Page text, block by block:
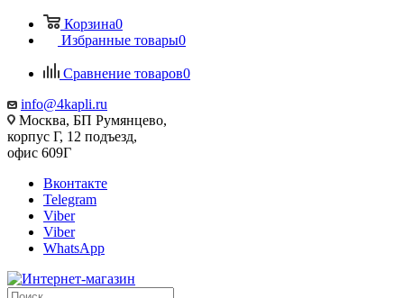
Корзина0
Избранные товары0
Сравнение товаров0
info@4kapli.ru
Москва, БП Румянцево,
корпус Г, 12 подъезд,
офис 609Г
Вконтакте
Telegram
Viber
Viber
WhatsApp